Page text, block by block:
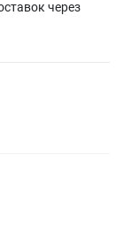
через